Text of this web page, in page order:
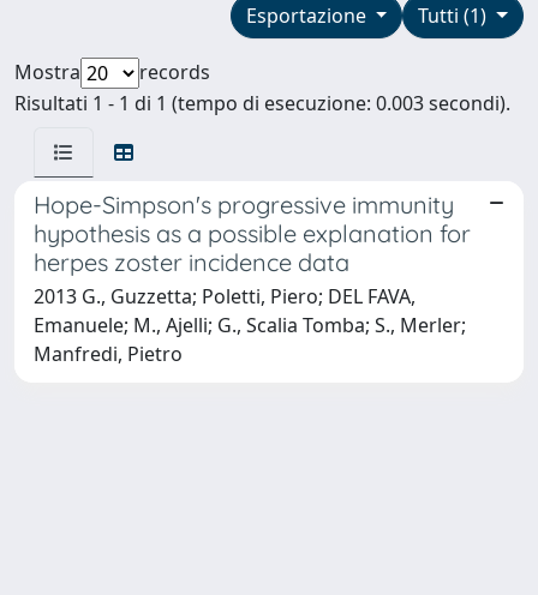
Tutti (1)
Esportazione
Mostra
records
Risultati 1 - 1 di 1 (tempo di esecuzione: 0.003 secondi).
Hope-Simpson's progressive immunity
hypothesis as a possible explanation for
herpes zoster incidence data
2013 G., Guzzetta; Poletti, Piero; DEL FAVA,
Emanuele; M., Ajelli; G., Scalia Tomba; S., Merler;
Manfredi, Pietro